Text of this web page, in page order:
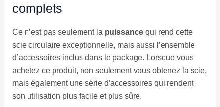
complets
Ce n’est pas seulement la puissancequi rend cette
scie circulaire exceptionnelle, mais aussi l’ensemble
d’accessoires inclus dans le package. Lorsque vous
achetez ce produit, non seulement vous obtenez la scie,
mais également une série d’accessoires qui rendent
son utilisation plus facile et plus sûre.